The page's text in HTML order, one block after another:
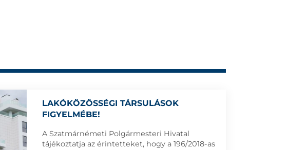
LAKÓKÖZÖSSÉGI TÁRSULÁSOK
FIGYELMÉBE!
A Szatmárnémeti Polgármesteri Hivatal
tájékoztatja az érintetteket, hogy a 196/2018-as